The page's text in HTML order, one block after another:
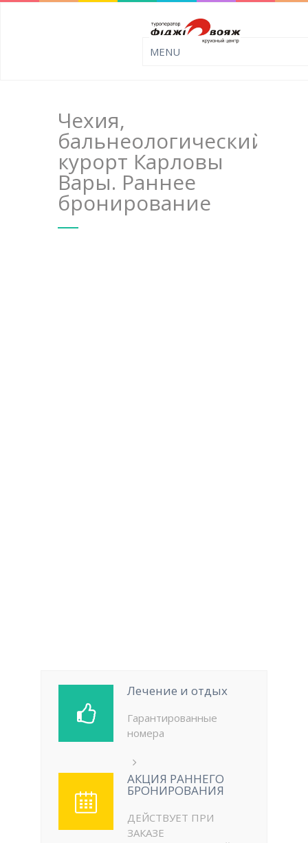
Чехия,
бальнеологический
курорт Карловы
Вары. Раннее
бронирование
Лечение и отдых
Гарантированные
номера
АКЦИЯ РАННЕГО
БРОНИРОВАНИЯ
ДЕЙСТВУЕТ ПРИ
ЗАКАЗЕ